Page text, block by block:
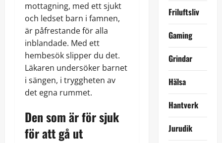
mottagning, med ett sjukt
och ledset barn i famnen,
är påfrestande för alla
inblandade. Med ett
hembesök slipper du det.
Läkaren undersöker barnet
i sängen, i tryggheten av
det egna rummet.
Den som är för sjuk
för att gå ut
Friluftsliv
Gaming
Grindar
Hälsa
Hantverk
Jurudik